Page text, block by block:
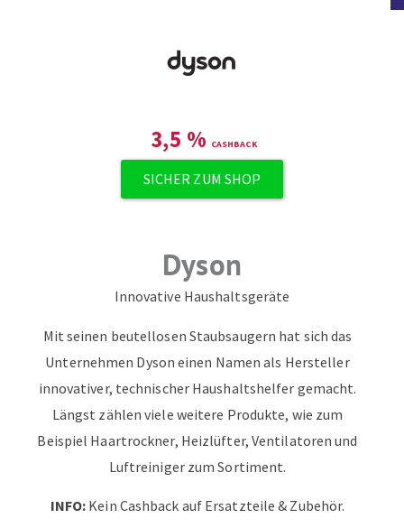
3,5 %
SICHER ZUM SHOP
Dyson
Innovative Haushaltsgeräte
Mit seinen beutellosen Staubsaugern hat sich das
Unternehmen Dyson einen Namen als Hersteller
innovativer, technischer Haushaltshelfer gemacht.
Längst zählen viele weitere Produkte, wie zum
Beispiel Haartrockner, Heizlüfter, Ventilatoren und
Luftreiniger zum Sortiment.
INFO: Kein Cashback auf Ersatzteile & Zubehör.